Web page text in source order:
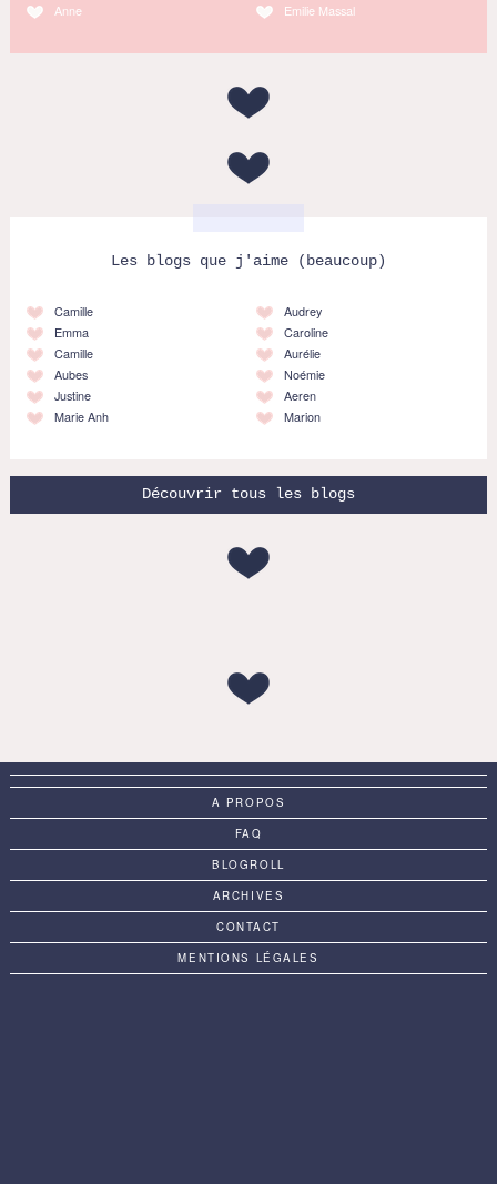
Anne
Emilie Massal
Les blogs que j'aime (beaucoup)
Camille
Emma
Camille
Aubes
Justine
Marie Anh
Audrey
Caroline
Aurélie
Noémie
Aeren
Marion
Découvrir tous les blogs
A PROPOS
FAQ
BLOGROLL
ARCHIVES
CONTACT
MENTIONS LÉGALES